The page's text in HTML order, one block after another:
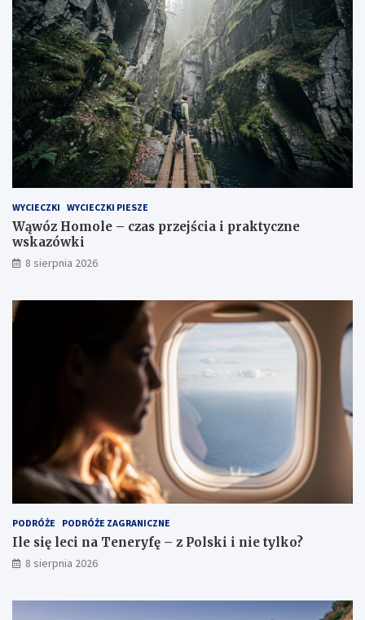
WYCIECZKI WYCIECZKI PIESZE
Wąwóz Homole – czas przejścia i praktyczne
wskazówki
8 sierpnia 2026
PODRÓŻE PODRÓŻE ZAGRANICZNE
Ile się leci na Teneryfę – z Polski i nie tylko?
8 sierpnia 2026